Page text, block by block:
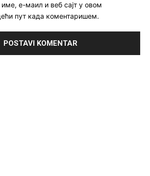
име, е-маил и веб сајт у овом
пут када коментаришем.